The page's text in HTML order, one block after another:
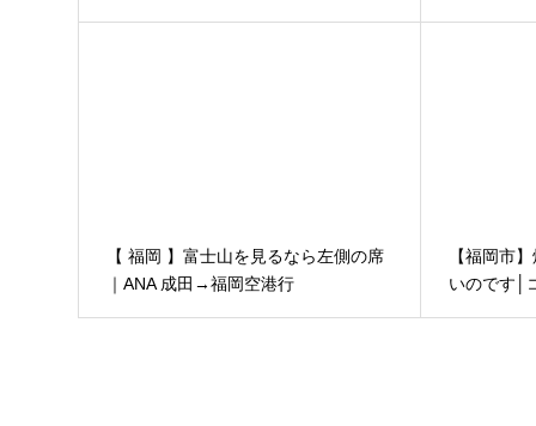
【 福岡 】富士山を見るなら左側の席
｜ANA 成田→福岡空港行
【福岡市
いのです│